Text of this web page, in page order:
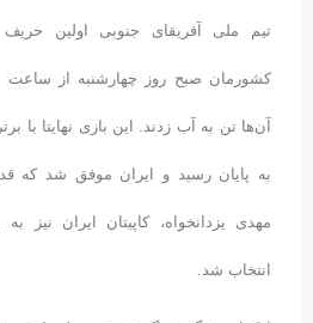
تیم ملی آفریقای جنوبی اولین
به پایان رسید و ایران موفق شد که
مهدی یزدانخواه، کاپیتان ایران نیز
انتخاب شد.